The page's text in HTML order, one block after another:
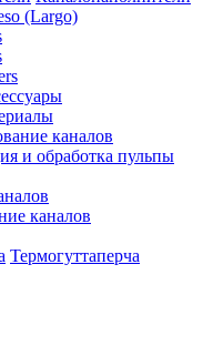
(Largo)
каналов
и обработка пульпы
каналов
Термогуттаперча